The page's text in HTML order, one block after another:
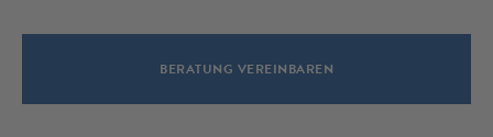
BERATUNG VEREINBAREN